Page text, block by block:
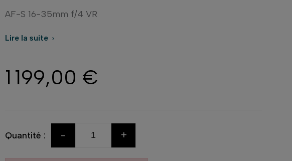
AF-S 16-35mm f/4 VR
Lire la suite 
1 199,00 €
Quantité : - +